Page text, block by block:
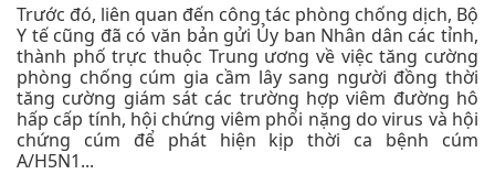
Trước đó, liên quan đến công tác phòng chống dịch, Bộ
Y tế cũng đã có văn bản gửi Ủy ban Nhân dân các tỉnh,
thành phố trực thuộc Trung ương về việc tăng cường
phòng chống cúm gia cầm lây sang người đồng thời
tăng cường giám sát các trường hợp viêm đường hô
hấp cấp tính, hội chứng viêm phổi nặng do virus và hội
chứng cúm để phát hiện kịp thời ca bệnh cúm
A/H5N1...